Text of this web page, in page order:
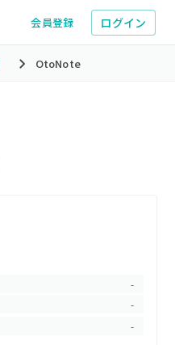
会員登録 ログイン
OtoNote
-
-
-